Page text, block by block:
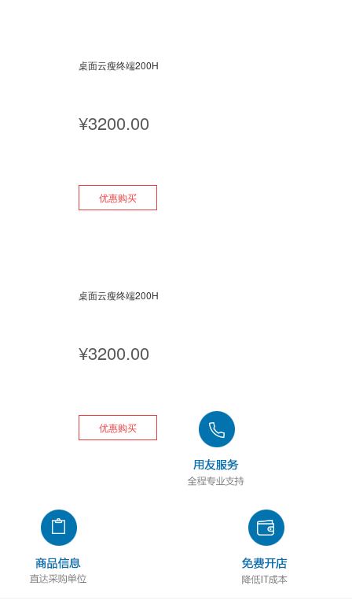
桌面云瘦终端200H
¥3200.00
优惠购买
桌面云瘦终端200H
¥3200.00
优惠购买